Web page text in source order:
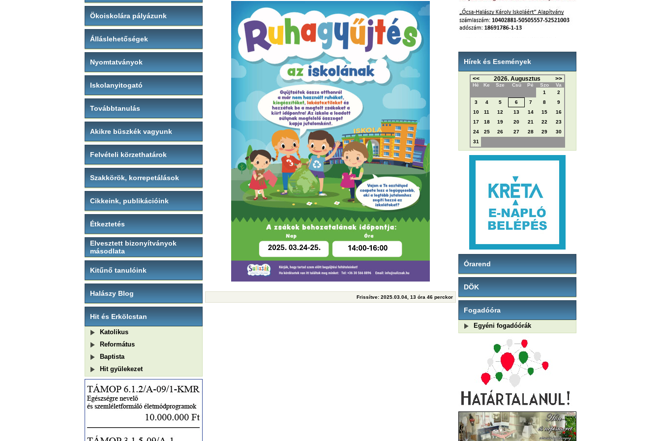
Ökoiskolára pályázunk
Álláslehetőségek
Nyomtatványok
Iskolanyitogató
Továbbtanulás
Akikre büszkék vagyunk
Felvételi körzethatárok
Szakkörök, korrepetálások
Cikkeink, publikációink
Étkeztetés
Elvesztett bizonyítványok
másodlata
Kitűnő tanulóink
Halászy Blog
Hit és Erkölcstan
Katolikus
Református
Baptista
Hit gyülekezet
Frissítve: 2025.03.04, 13 óra 46 perckor
Hírek és Események
<< 2026. Augusztus >>
Hé Ke Sze Csü Pé Szo
Va
1
2
3
4 5 6 7 8
9
10
11 12 13 14 15
16
17
18 19 20 21 22
23
24
25 26 27 28 29
30
31
Órarend
DÖK
Fogadóóra
Egyéni fogadóórák